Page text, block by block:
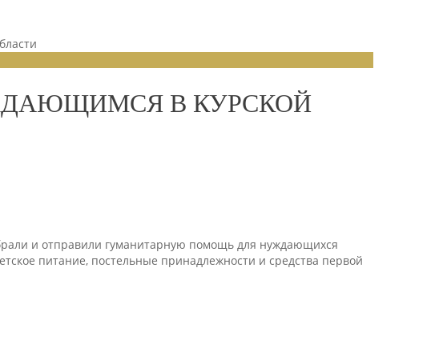
В КУРСКОЙ
и отправили гуманитарную помощь для нуждающихся
питание, постельные принадлежности и средства первой